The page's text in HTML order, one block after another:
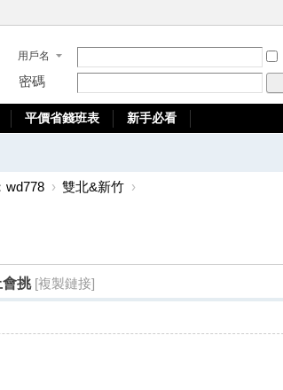
用戶名
密碼
平價省錢班表
新手必看
wd778 › 雙北&新竹 ›
挑 [複製鏈接]